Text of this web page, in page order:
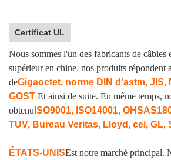
Certificat UL
Nous sommes l'un des fabricants de câbles
supérieur en chine. nos produits répondent
deGigaoctet, norme DIN d'astm, JIS,
GOST Et ainsi de suite. En même temps,
obtenu ISO9001, ISO14001,
TUV, Bureau Veritas, Lloyd, cei, GL,
ÉTATS-UNISEst notre marché principal.